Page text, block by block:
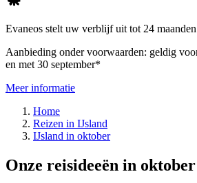
Evaneos stelt uw verblijf uit tot 24 maanden
Aanbieding onder voorwaarden: geldig
en met 30 september*
Meer informatie
Home
Reizen in IJsland
IJsland in oktober
Onze reisideeën in